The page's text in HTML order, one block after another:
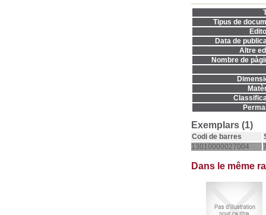
Tipus de
Data de
Altre
Nombre de
Exemplars (1)
Codi de barres
13010000027004
Dans le même